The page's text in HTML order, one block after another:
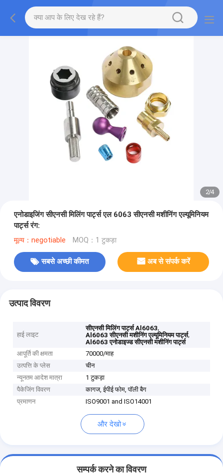
2/4
एनोडाइजिंग सीएनसी मिलिंग पार्ट्स एल 6063 सीएनसी मशीनिंग एल्यूमिनियम
पार्ट्स रंग:
मूल्य：negotiable MOQ：1 टुकड़ा
सबसे अच्छी कीमत अब से संपर्क करें
उत्पाद विवरण
हाई लाइट
सीएनसी मिलिंग पार्ट्स Al6063,
Al6063 सीएनसी मशीनिंग एल्यूमिनियम पार्ट्स,
Al6063 एनोडाइज्ड सीएनसी मशीनिंग पार्ट्स
आपूर्ति की क्षमता
70000/माह
उत्पत्ति के प्लेस
चीन
न्यूनतम आदेश मात्रा
1 टुकड़ा
पैकेजिंग विवरण
कागज, ईपीई फोम, पॉली बैग
प्रमाणन
ISO9001 and ISO14001
और देखो
सम्पर्क करने का विवरण